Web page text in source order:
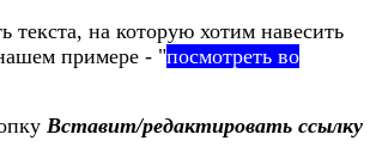
текста, на которую хотим навесить
примере - "посмотреть во
Вставит/редактировать ссылку